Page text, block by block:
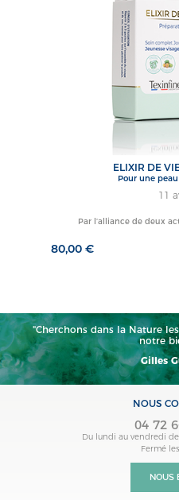
ELIXIR DE
pour une
11
Par l’alliance de deux
80,00 €
"Cherchons dans la Nature
notre
Gilles
NOUS
04 72
Du lundi au vendredi
Fermé
NOUS